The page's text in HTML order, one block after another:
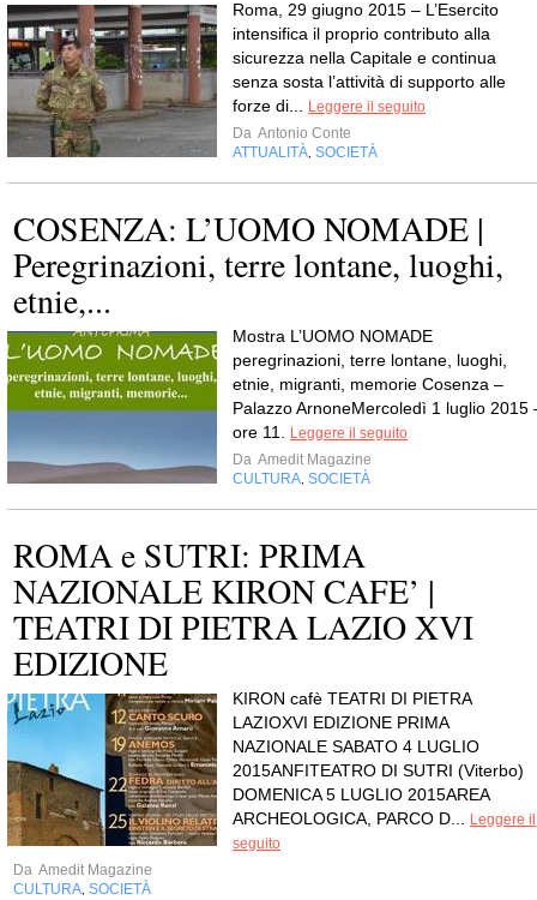
Roma, 29 giugno 2015 – L’Esercito
intensifica il proprio contributo alla
sicurezza nella Capitale e continua
senza sosta l’attività di supporto alle
forze di... Leggere il seguito
Da Antonio Conte
ATTUALITÀ, SOCIETÀ
COSENZA: L’UOMO NOMADE |
Peregrinazioni, terre lontane, luoghi,
etnie,...
Mostra L’UOMO NOMADE
peregrinazioni, terre lontane, luoghi,
etnie, migranti, memorie Cosenza –
Palazzo ArnoneMercoledì 1 luglio 2015
ore 11. Leggere il seguito
Da Amedit Magazine
CULTURA, SOCIETÀ
ROMA e SUTRI: PRIMA
NAZIONALE KIRON CAFE’ |
TEATRI DI PIETRA LAZIO XVI
EDIZIONE
KIRON cafè TEATRI DI PIETRA
LAZIOXVI EDIZIONE PRIMA
NAZIONALE SABATO 4 LUGLIO
2015ANFITEATRO DI SUTRI (Viterbo)
DOMENICA 5 LUGLIO 2015AREA
ARCHEOLOGICA, PARCO D... Leggere il
seguito
Da Amedit Magazine
CULTURA, SOCIETÀ